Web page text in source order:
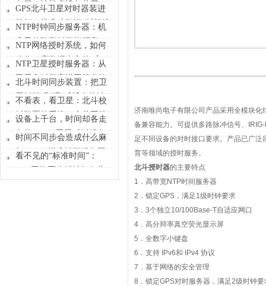
务器，让机房设备共用一
张“时刻表”
GPS北斗卫星对时器装进
机柜，机房才敢说“时间统
一”
NTP时钟同步服务器：机
房里的隐形时间指挥官
NTP网络授时系统，如何
稳住一座数据中心的“心
跳”？
NTP卫星授时服务器：从
卫星拿时间塞进网线发给
设备
北斗时间同步装置：把卫
星时间“翻译”成设备能读
懂的信号
不看表，看卫星：北斗校
时装置给系统一个共同的
时间原点
设备上千台，时间却各走
各的？GPS卫星对时服务
器能做什么？
时间不同步会造成什么麻
烦？GPS标准时间服务器
解决的不只是校时
看不见的“标准时间”：
GPS网络同步时钟如何为
济南唯尚电子有限公司产品采用全模块
备兼容能力。可提供多路脉冲信号、
足不同设备的对时接口要求。产品已广泛
育等领域的授时服务。
北斗授时器的主要特点
1 ．高带宽NTP时间服务器
2 ．锁定GPS ，满足 1级时钟要求
3 ． 3个独立10/100Base-T自适应网口
4 ．高分辩率真空荧光显示屏
5 ．全数字小键盘
6 ．支持 IPv6和 IPv4 协议
7 ．基于网络的安全管理
8 ．锁定GPS对时服务器，满足2级时钟要